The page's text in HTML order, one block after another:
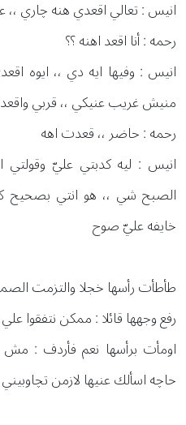
انيس : تعالي اقعدي هنه چاري ،،
رحمه : أنا اقعد اهنه ؟؟
انيس : وفيها ايه دي ،، ايوه
منيش غريب عنيكي ،، قربي
رحمه : حاضر ،، قعدت اهه
انيس : ليه كدبتي عليّ
الصبح شي ،، هو انتي بصحيح
خايفه عليّ صوح
طأطأت رأسها خجلا والتزمت
رفع وجهها قائلا : ممكن نتفقوا
اومأت برأسها نعم فأردف :
حاچه اسألك عنيها لازمن